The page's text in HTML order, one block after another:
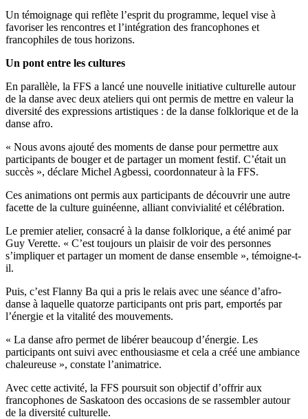
Un témoignage qui reflète l’esprit du programme, lequel vise à
favoriser les rencontres et l’intégration des francophones et
francophiles de tous horizons.
Un pont entre les cultures
En parallèle, la FFS a lancé une nouvelle initiative culturelle autour
de la danse avec deux ateliers qui ont permis de mettre en valeur la
diversité des expressions artistiques : de la danse folklorique et de la
danse afro.
« Nous avons ajouté des moments de danse pour permettre aux
participants de bouger et de partager un moment festif. C’était un
succès », déclare Michel Agbessi, coordonnateur à la FFS.
Ces animations ont permis aux participants de découvrir une autre
facette de la culture guinéenne, alliant convivialité et célébration.
Le premier atelier, consacré à la danse folklorique, a été animé par
Guy Verette. « C’est toujours un plaisir de voir des personnes
s’impliquer et partager un moment de danse ensemble », témoigne-t-
il.
Puis, c’est Flanny Ba qui a pris le relais avec une séance d’afro-
danse à laquelle quatorze participants ont pris part, emportés par
l’énergie et la vitalité des mouvements.
« La danse afro permet de libérer beaucoup d’énergie. Les
participants ont suivi avec enthousiasme et cela a créé une ambiance
chaleureuse », constate l’animatrice.
Avec cette activité, la FFS poursuit son objectif d’offrir aux
francophones de Saskatoon des occasions de se rassembler autour
de la diversité culturelle.